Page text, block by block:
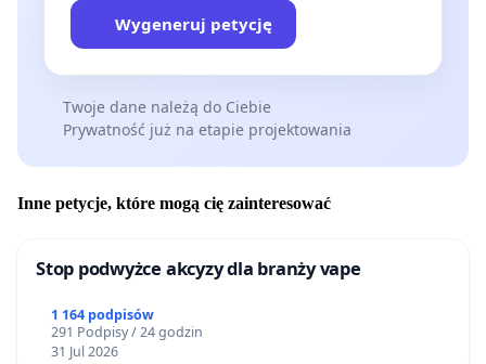
Wygeneruj petycję
Twoje dane należą do Ciebie
Prywatność już na etapie projektowania
Inne petycje, które mogą cię zainteresować
Stop podwyżce akcyzy dla branży vape
1 164 podpisów
291 Podpisy / 24 godzin
31 Jul 2026